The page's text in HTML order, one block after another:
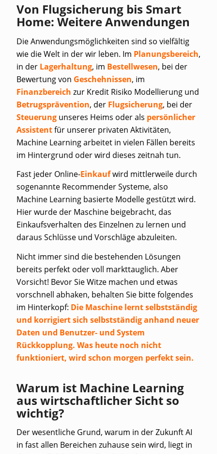
Von Flugsicherung bis Smart
Home: Weitere Anwendungen
Die Anwendungsmöglichkeiten sind so vielfältig
wie die Welt in der wir leben. Im Planungsbereich,
in der Lagerhaltung, im Bestellwesen, bei der
Bewertung von Geschehnissen, im
Finanzbereich zur Kredit Risiko Modellierung und
Betrugsprävention, der Flugsicherung, bei der
Steuerungunseres Heims oder als persönlicher
Assistentfür unserer privaten Aktivitäten,
Machine Learning arbeitet in vielen Fällen bereits
im Hintergrund oder wird dieses zeitnah tun.
Fast jeder Online-Einkaufwird mittlerweile durch
sogenannte Recommender Systeme, also
Machine Learning basierte Modelle gestützt wird.
Hier wurde der Maschine beigebracht, das
Einkaufsverhalten des Einzelnen zu lernen und
daraus Schlüsse und Vorschläge abzuleiten.
Nicht immer sind die bestehenden Lösungen
bereits perfekt oder voll markttauglich. Aber
Vorsicht! Bevor Sie Witze machen und etwas
vorschnell abhaken, behalten Sie bitte folgendes
im Hinterkopf: Die Maschine lernt selbstständig
und korrigiert sich selbstständig anhand neuer
Daten und Benutzer- und System
Rückkopplung. Was heute noch nicht
funktioniert, wird schon morgen perfekt sein.
Warum ist Machine Learning
aus wirtschaftlicher Sicht so
wichtig?
Der wesentliche Grund, warum in der Zukunft AI
in fast allen Bereichen zuhause sein wird, liegt in